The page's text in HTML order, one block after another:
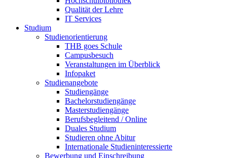
Qualität der Lehre
IT Services
Studium
Studienorientierung
THB goes Schule
Campusbesuch
Veranstaltungen im Überblick
Infopaket
Studienangebote
Studiengänge
Bachelorstudiengänge
Masterstudiengänge
Berufsbegleitend / Online
Duales Studium
Studieren ohne Abitur
Internationale Studieninteressierte
Bewerbung und Einschreibung